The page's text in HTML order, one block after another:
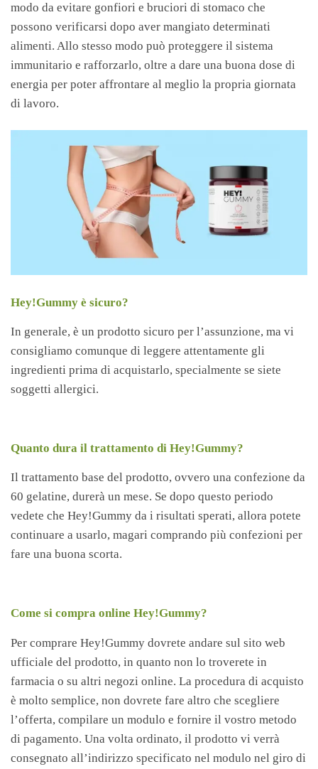
modo da evitare gonfiori e bruciori di stomaco che
possono verificarsi dopo aver mangiato determinati
alimenti. Allo stesso modo può proteggere il sistema
immunitario e rafforzarlo, oltre a dare una buona dose di
energia per poter affrontare al meglio la propria giornata
di lavoro.
Hey!Gummy è sicuro?
In generale, è un prodotto sicuro per l’assunzione, ma vi
consigliamo comunque di leggere attentamente gli
ingredienti prima di acquistarlo, specialmente se siete
soggetti allergici.
Quanto dura il trattamento di Hey!Gummy?
Il trattamento base del prodotto, ovvero una confezione da
60 gelatine, durerà un mese. Se dopo questo periodo
vedete che Hey!Gummy da i risultati sperati, allora potete
continuare a usarlo, magari comprando più confezioni per
fare una buona scorta.
Come si compra online Hey!Gummy?
Per comprare Hey!Gummy dovrete andare sul sito web
ufficiale del prodotto, in quanto non lo troverete in
farmacia o su altri negozi online. La procedura di acquisto
è molto semplice, non dovrete fare altro che scegliere
l’offerta, compilare un modulo e fornire il vostro metodo
di pagamento. Una volta ordinato, il prodotto vi verrà
consegnato all’indirizzo specificato nel modulo nel giro di